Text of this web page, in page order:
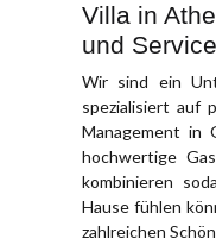
Villa in
und Service
Wir sind ein
spezialisiert auf
Management in
hochwertige
kombinieren
Hause fühlen
zahlreichen